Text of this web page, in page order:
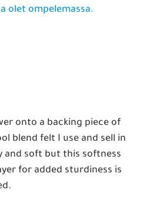
olet ompelemassa.
onto a backing piece of
blend felt I use and sell in
and soft but this softness
for added sturdiness is